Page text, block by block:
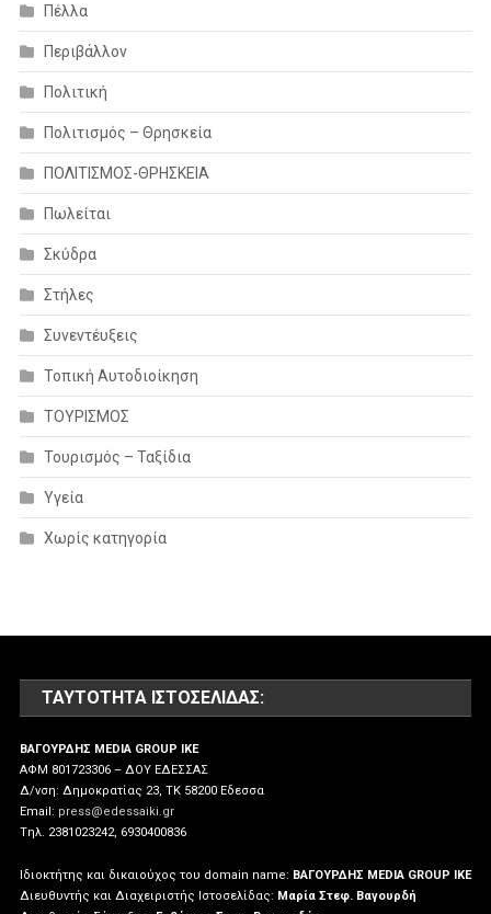
Πέλλα
Περιβάλλον
Πολιτική
Πολιτισμός – Θρησκεία
ΠΟΛΙΤΙΣΜΟΣ-ΘΡΗΣΚΕΙΑ
Πωλείται
Σκύδρα
Στήλες
Συνεντέυξεις
Τοπική Αυτοδιοίκηση
ΤΟΥΡΙΣΜΟΣ
Τουρισμός – Ταξίδια
Υγεία
Χωρίς κατηγορία
ΤΑΥΤΌΤΗΤΑ ΙΣΤΟΣΕΛΊΔΑΣ:
ΒΑΓΟΥΡΔΗΣ MEDIA GROUP IKE
ΑΦΜ 801723306 – ΔΟΥ ΕΔΕΣΣΑΣ
Δ/νση: Δημοκρατίας 23, ΤΚ 58200 Εδεσσα
Email: press@edessaiki.gr
Tηλ. 2381023242, 6930400836
Ιδιοκτήτης και δικαιούχος του domain name: ΒΑΓΟΥΡΔΗΣ MEDIA GROUP IKE
Διευθυντής και Διαχειριστής Ιστοσελίδας: Μαρία Στεφ. Βαγουρδή